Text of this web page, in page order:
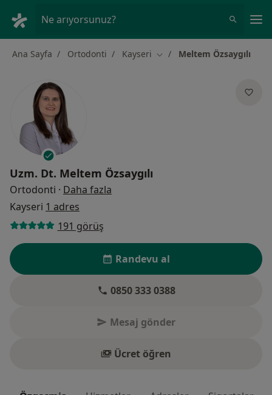
Ne arıyorsunuz?
Ana Sayfa Ortodonti Kayseri Şehir değiştir
Meltem Özsaygılı
Uzm. Dt. Meltem Özsaygılı
Ortodonti · Daha fazla
Kayseri 1 adres
191 görüş
Randevu al
0850 333 0388
Mesaj gönder
Ücret öğren